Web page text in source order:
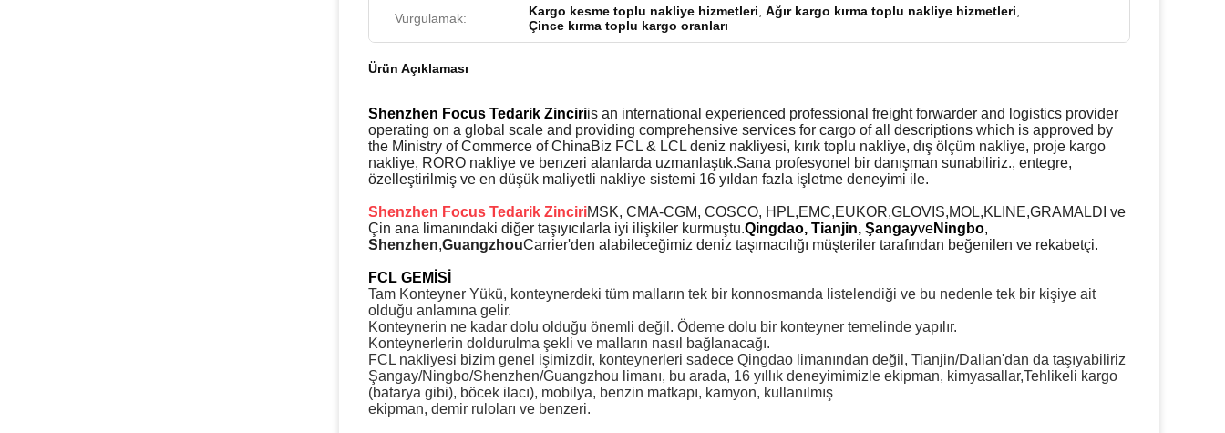
Vurgulamak: Kargo kesme toplu nakliye hizmetleri Ağır kargo kırma toplu nakliye hizmetleri
Çince kırma toplu kargo oranları
Ürün Açıklaması
Shenzhen Focus Tedarik Zinciriis an international experienced professional freight forwarder and logistics provider
operating on a global scale and providing comprehensive services for cargo of all descriptions which is approved by
the Ministry of Commerce of ChinaBiz FCL & LCL deniz nakliyesi, kırık toplu nakliye, dış ölçüm nakliye, proje kargo
nakliye, RORO nakliye ve benzeri alanlarda uzmanlaştık.Sana profesyonel bir danışman sunabiliriz., entegre,
özelleştirilmiş ve en düşük maliyetli nakliye sistemi 16 yıldan fazla işletme deneyimi ile.
Shenzhen Focus Tedarik ZinciriMSK, CMA-CGM, COSCO, HPL,EMC,EUKOR,GLOVIS,MOL,KLINE,GRAMALDI ve
Çin ana limanındaki diğer taşıyıcılarla iyi ilişkiler kurmuştu.Qingdao, Tianjin, ŞangayveNingbo,
Shenzhen,GuangzhouCarrier'den alabileceğimiz deniz taşımacılığı müşteriler tarafından beğenilen ve rekabetçi.
FCL GEMİSİ
Tam Konteyner Yükü, konteynerdeki tüm malların tek bir konnosmanda listelendiği ve bu nedenle tek bir kişiye ait
olduğu anlamına gelir.
Konteynerin ne kadar dolu olduğu önemli değil. Ödeme dolu bir konteyner temelinde yapılır.
Konteynerlerin doldurulma şekli ve malların nasıl bağlanacağı.
FCL nakliyesi bizim genel işimizdir, konteynerleri sadece Qingdao limanından değil, Tianjin/Dalian'dan da taşıyabiliriz
Şangay/Ningbo/Shenzhen/Guangzhou limanı, bu arada, 16 yıllık deneyimimizle ekipman, kimyasallar,Tehlikeli kargo
(batarya gibi), böcek ilacı), mobilya, benzin matkapı, kamyon, kullanılmış
ekipman, demir ruloları ve benzeri.